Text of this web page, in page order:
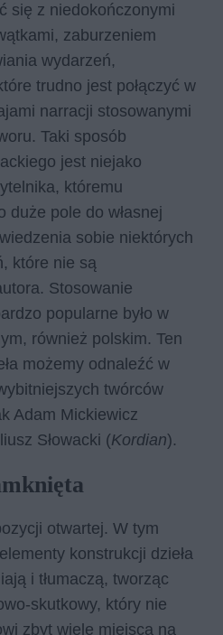
się z niedokończonymi
zaburzeniem
wydarzeń,
trudno jest połączyć w
narracji stosowanymi
Taki sposób
jest niejako
któremu
duże pole do własnej
sobie niektórych
które nie są
Stosowanie
popularne było w
również polskim. Ten
możemy odnaleźć w
twórców
Adam Mickiewicz
Słowacki (Kordian).
otwartej. W tym
konstrukcji dzieła
i tłumaczą, tworząc
skutkowy, który nie
zbyt wiele miejsca na